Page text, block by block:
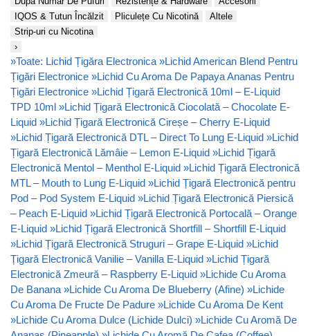
IQOS & Tutun Încălzit
Pliculețe Cu Nicotină
Altele
Strip-uri cu Nicotina
›
»Toate: Lichid Țigăra Electronica »Lichid American Blend Pentru
Țigări Electronice »Lichid Cu Aroma De Papaya Ananas Pentru
Țigări Electronice »Lichid Țigară Electronică 10ml – E-Liquid
TPD 10ml »Lichid Țigară Electronică Ciocolată – Chocolate E-
Liquid »Lichid Țigară Electronică Cireșe – Cherry E-Liquid
»Lichid Țigară Electronică DTL – Direct To Lung E-Liquid »Lichid
Țigară Electronică Lămâie – Lemon E-Liquid »Lichid Țigară
Electronică Mentol – Menthol E-Liquid »Lichid Țigară Electronică
MTL – Mouth to Lung E-Liquid »Lichid Țigară Electronică pentru
Pod – Pod System E-Liquid »Lichid Țigară Electronică Piersică
– Peach E-Liquid »Lichid Țigară Electronică Portocală – Orange
E-Liquid »Lichid Țigară Electronică Shortfill – Shortfill E-Liquid
»Lichid Țigară Electronică Struguri – Grape E-Liquid »Lichid
Țigară Electronică Vanilie – Vanilla E-Liquid »Lichid Țigară
Electronică Zmeură – Raspberry E-Liquid »Lichide Cu Aroma
De Banana »Lichide Cu Aroma De Blueberry (Afine) »Lichide
Cu Aroma De Fructe De Padure »Lichide Cu Aroma De Kent
»Lichide Cu Aroma Dulce (Lichide Dulci) »Lichide Cu Aromă De